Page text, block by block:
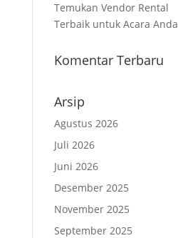
Temukan Vendor Rental
Terbaik untuk Acara Anda
Komentar Terbaru
Arsip
Agustus 2026
Juli 2026
Juni 2026
Desember 2025
November 2025
September 2025